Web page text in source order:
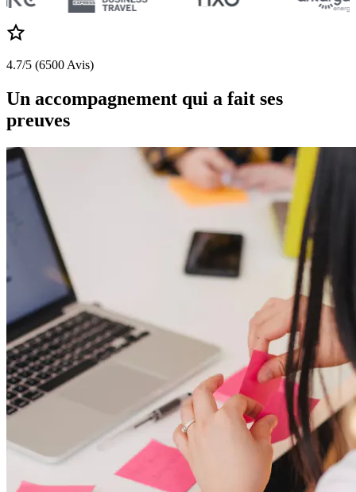
4.7/5 (6500 Avis)
Un accompagnement qui a fait ses
preuves